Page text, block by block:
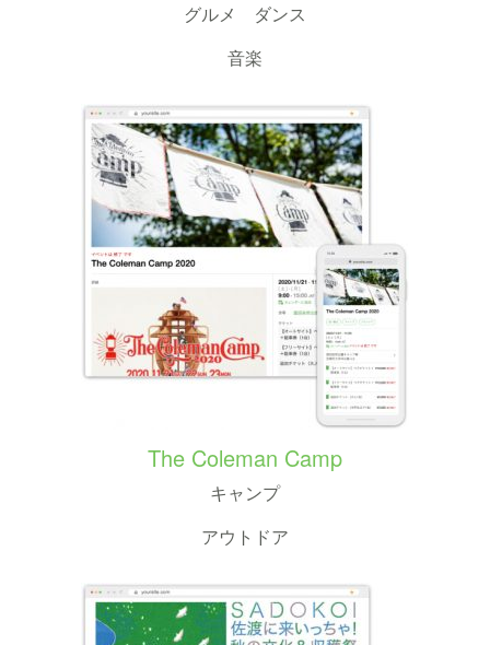
グルメ ダンス
音楽
The Coleman Camp
キャンプ
アウトドア